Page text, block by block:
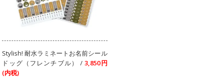
Stylish! 耐水ラミネートお名前シール
ドッグ（フレンチブル） /3,850円
(内税)